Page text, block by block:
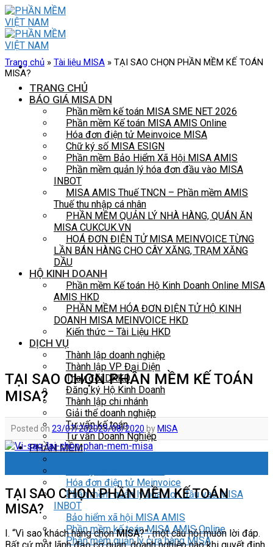
Skip
to
content
TRANG CHỦ
BÁO GIÁ MISA DN
Phần mềm kế toán MISA SME NET 2026
Phần mềm Kế toán MISA AMIS Online
Hóa đơn điện tử Meinvoice MISA
Chữ ký số MISA ESIGN
Phần mềm Bảo Hiểm Xã Hội MISA AMIS
Phần mềm quản lý hóa đơn đầu vào MISA
INBOT
MISA AMIS Thuế TNCN – Phần mềm AMIS
Thuế thu nhập cá nhân
PHẦN MỀM QUẢN LÝ NHÀ HÀNG, QUÁN ĂN
MISA CUKCUK.VN
HOÁ ĐƠN ĐIỆN TỬ MISA MEINVOICE TỪNG
LẦN BÁN HÀNG CHO CÂY XĂNG, TRẠM XĂNG
DẦU
HỘ KINH DOANH
Phần mềm Kế toán Hộ Kinh Doanh Online MISA
AMIS HKD
PHẦN MỀM HÓA ĐƠN ĐIỆN TỬ HỘ KINH
DOANH MISA MEINVOICE HKD
Kiến thức – Tài Liệu HKD
DỊCH VỤ
Thành lập doanh nghiệp
Thành lập VP Đại Diện
Thay đổi DKKD
Đăng ký Hộ Kinh Doanh
Thành lập chi nhánh
Giải thể doanh nghiệp
Tư vấn kế toán
Tư vấn Doanh Nghiệp
PHẦN MỀM
Hóa đơn điện tử Meinvoice
Phần mềm quản lý hóa đơn đầu vào MISA
INBOT
Bảo hiểm xã hội MISA AMIS
Phần mềm kế toán MISA AMIS Online
Phần mềm quản lý cửa hàng MISA
Trang chủ » Tài liệu MISA » TẠI SAO CHỌN PHẦN MỀM KẾ TOÁN
MISA?
TẠI SAO CHỌN PHẦN MỀM KẾ TOÁN
MISA?
Posted on 23/07/202023/08/2020 by MISA
TẠI SAO CHỌN PHẦN MỀM KẾ TOÁN
MISA?
I. “Vì sao khách hàng chọnMISA?”, một câu hỏi muôn lời đáp.